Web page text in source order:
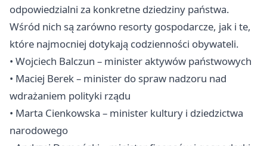
odpowiedzialni za konkretne dziedziny państwa.
Wśród nich są zarówno resorty gospodarcze, jak i te,
które najmocniej dotykają codzienności obywateli.
• Wojciech Balczun – minister aktywów państwowych
• Maciej Berek – minister do spraw nadzoru nad
wdrażaniem polityki rządu
• Marta Cienkowska – minister kultury i dziedzictwa
narodowego